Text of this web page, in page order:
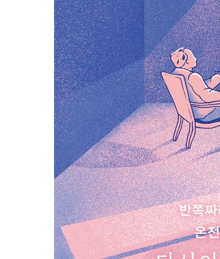
내면의 잔소리를 제어할 수 없다면
적극적 상상으로 내적 성장을 이루다
[그림자 대면 훈련 7] 내 안에 존재하는 목소리와 대
7장. 꿈 작업을 통해 무의식과 교감하다
꿈에 관심을 기울여야 하는 이유
꿈 일기로 꿈을 기록하라
은유와 상징으로 이루어진 꿈의 언어
꿈속 이미지와 교감하는 법
관계의 본질을 바꾸는 꿈 작업의 힘
꿈을 어떻게 받아들여야 할까?
꿈이 준 통찰을 행동으로 옮겨라
죽음에 관한 꿈이 알려주는 지혜
[그림자 대면 훈련 8] 꿈이 생생해지는 꿈 배양법
8장. 내 안에 존재하는 ‘영원한 아이’ 깨우기
영원한 젊음의 원천은 내 안에 있다
창조는 놀이에서 시작된다